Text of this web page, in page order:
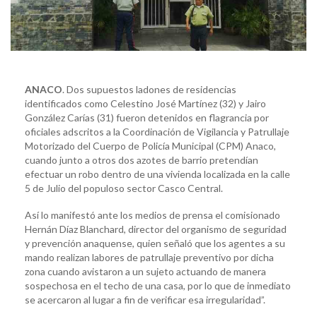
ANACO. Dos supuestos ladones de residencias
identificados como Celestino José Martínez (32) y Jairo
González Carías (31) fueron detenidos en flagrancia por
oficiales adscritos a la Coordinación de Vigilancia y Patrullaje
Motorizado del Cuerpo de Policía Municipal (CPM) Anaco,
cuando junto a otros dos azotes de barrio pretendían
efectuar un robo dentro de una vivienda localizada en la calle
5 de Julio del populoso sector Casco Central.
Así lo manifestó ante los medios de prensa el comisionado
Hernán Díaz Blanchard, director del organismo de seguridad
y prevención anaquense, quien señaló que los agentes a su
mando realizan labores de patrullaje preventivo por dicha
zona cuando avistaron a un sujeto actuando de manera
sospechosa en el techo de una casa, por lo que de inmediato
se acercaron al lugar a fin de verificar esa irregularidad”.